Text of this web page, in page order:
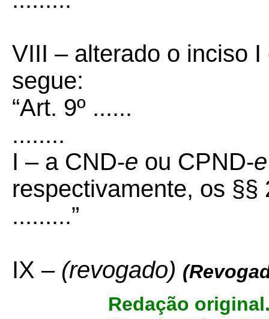
VIII – alterado o inciso
segue:
“Art. 9º ......
........
I – a CND-e ou CPND-e
respectivamente, os §§
.........”
IX – (revogado)
Redação